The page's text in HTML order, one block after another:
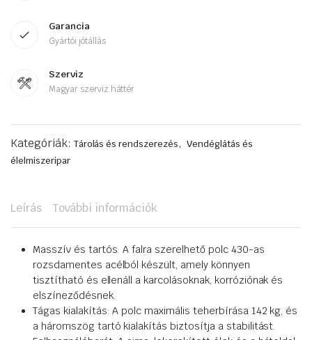
Garancia
Gyártói jótállás
Szerviz
Magyar szerviz háttér
Kategóriák: Tárolás és rendszerezés, Vendéglátás és
élelmiszeripar
Leírás További információk
Masszív és tartós: A falra szerelhető polc 430-as
rozsdamentes acélból készült, amely könnyen
tisztítható és ellenáll a karcolásoknak, korróziónak és
elszíneződésnek.
Tágas kialakítás: A polc maximális teherbírása 142 kg, és
a háromszög tartó kialakítás biztosítja a stabilitást.